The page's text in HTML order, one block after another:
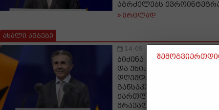
აგრძელებს
ვრცლად
ახალი ამბები
14-09-2024
ბიძინა ივანიშვილი:
და უნიკალური
დღემდე მოტანაში
განსაკუთრებული
ქართლი კი ყოველთვის
მრავალფეროვნების